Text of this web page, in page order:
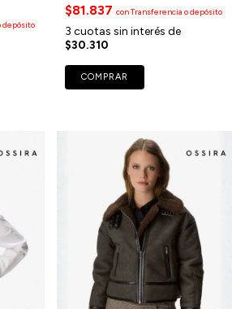
depósito
$81.837 conTransferencia o depósito
3 cuotas sin interés de
$30.310
COMPRAR